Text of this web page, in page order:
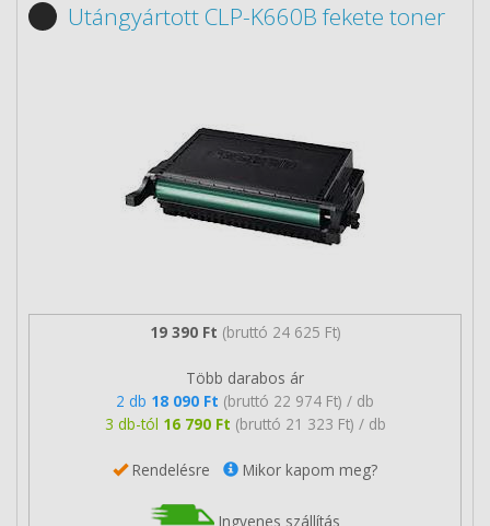
Utángyártott CLP-K660B fekete toner
19 390 Ft (bruttó 24 625 Ft)
Több darabos ár
2 db 18 090 Ft (bruttó 22 974 Ft) / db
3 db-tól 16 790 Ft (bruttó 21 323 Ft) / db
Rendelésre Mikor kapom meg?
Ingyenes szállítás